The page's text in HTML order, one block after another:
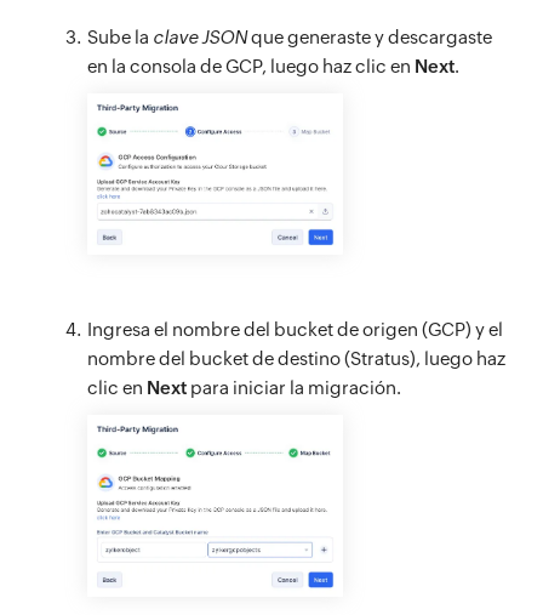
Sube la clave JSONque generaste y descargaste
en la consola de GCP, luego haz clic en Next.
Ingresa el nombre del bucket de origen (GCP) y el
nombre del bucket de destino (Stratus), luego haz
clic en Next para iniciar la migración.